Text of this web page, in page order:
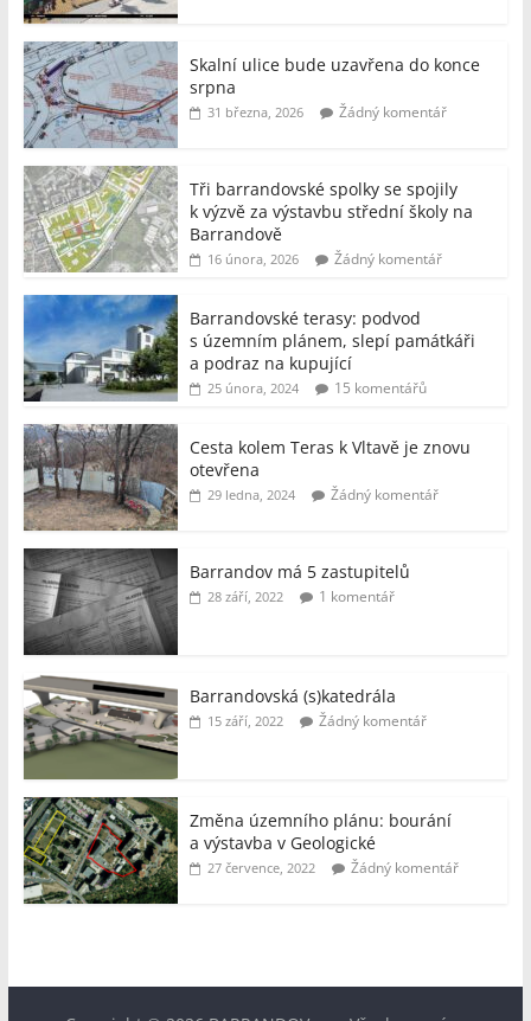
Skalní ulice bude uzavřena do konce
srpna
31 března, 2026 Žádný komentář
Tři barrandovské spolky se spojily
k výzvě za výstavbu střední školy na
Barrandově
16 února, 2026 Žádný komentář
Barrandovské terasy: podvod
s územním plánem, slepí památkáři
a podraz na kupující
25 února, 2024 15 komentářů
Cesta kolem Teras k Vltavě je znovu
otevřena
29 ledna, 2024 Žádný komentář
Barrandov má 5 zastupitelů
28 září, 2022 1 komentář
Barrandovská (s)katedrála
15 září, 2022 Žádný komentář
Změna územního plánu: bourání
a výstavba v Geologické
27 července, 2022 Žádný komentář